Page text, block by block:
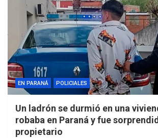
EN PARANÁ POLICIALES
Un ladrón se durmió en una
robaba en Paraná y fue
propietario